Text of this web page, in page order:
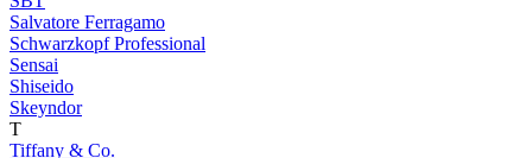
Salvatore Ferragamo
Schwarzkopf Professional
Sensai
Shiseido
Skeyndor
T
Tiffany & Co.